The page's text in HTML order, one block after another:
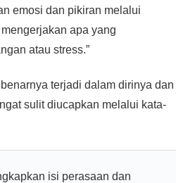
emosi dan pikiran melalui
apa yang
atau stress.”
terjadi dalam dirinya dan
sulit diucapkan melalui kata-
isi perasaan dan